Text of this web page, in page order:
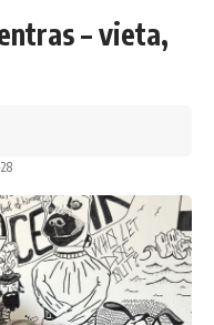
– vieta,